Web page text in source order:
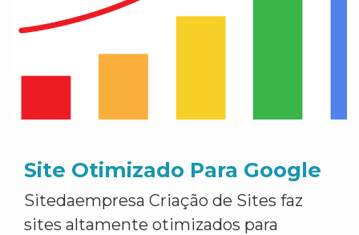
Site Otimizado Para Google
Sitedaempresa Criação de Sites faz
sites altamente otimizados para